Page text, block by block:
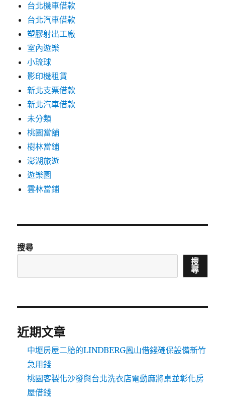
台北機車借款
台北汽車借款
塑膠射出工廠
室內遊樂
小琉球
影印機租賃
新北支票借款
新北汽車借款
未分類
桃園當舖
樹林當鋪
澎湖旅遊
遊樂園
雲林當鋪
搜尋
搜
尋
近期文章
中壢房屋二胎的LINDBERG鳳山借錢確保設備新竹
急用錢
桃園客製化沙發與台北洗衣店電動麻將桌並彰化房
屋借錢